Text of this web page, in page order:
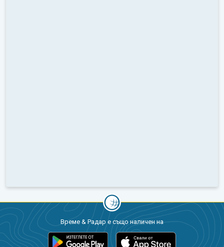
Време & Радар е също наличен на